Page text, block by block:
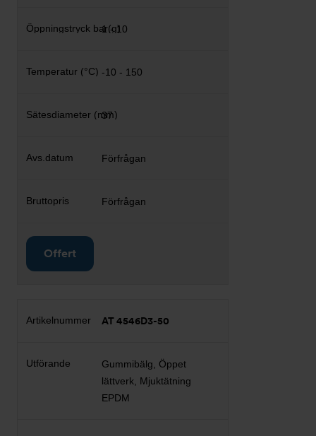
1 - 10
-10 - 150
37
Förfrågan
Förfrågan
Offert
AT 4546D3-50
Gummibälg, Öppet
lättverk, Mjuktätning
EPDM